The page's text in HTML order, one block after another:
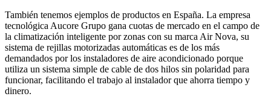
También tenemos ejemplos de productos en España. La empresa
tecnológica Aucore Grupo gana cuotas de mercado en el campo de
la climatización inteligente por zonas con su marca Air Nova, su
sistema de rejillas motorizadas automáticas es de los más
demandados por los instaladores de aire acondicionado porque
utiliza un sistema simple de cable de dos hilos sin polaridad para
funcionar, facilitando el trabajo al instalador que ahorra tiempo y
dinero.